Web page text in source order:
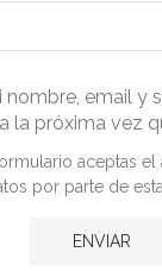
nombre, email y
la próxima vez
aceptas
por parte de